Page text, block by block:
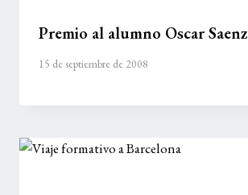
Premio al alumno Oscar Saenz
15 de septiembre de 2008